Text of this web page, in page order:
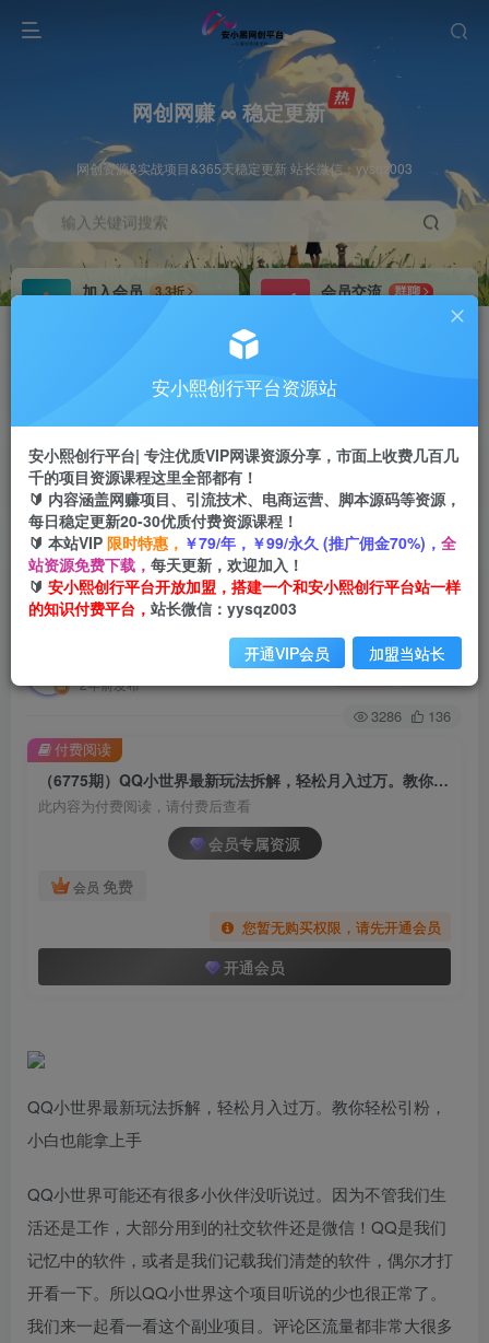
网创网赚 ∞ 稳定更新
网创资源&实战项目&365天稳定更新 站长微信：yysqz003
输入关键词搜索
加入会员
3.3折
会员交流
群聊
推广返佣高达70%
24小时自动赚钱
首页 创业课程 会员专属 正文
（6775期）QQ小世界最新玩法拆解，轻松月入过
万。教你轻松引粉，小白也能拿上手
2年前发布
关注 私信
3286 136
（6775期）QQ小世界最新玩法拆解，轻松月入过万。教你轻松引粉，小白也能拿上手
此内容为付费阅读，请付费后查看
会员专属资源
会员 免费
您暂无购买权限，请先开通会员
开通会员
付费阅读
QQ小世界最新玩法拆解，轻松月入过万。教你轻松引粉，
小白也能拿上手
QQ小世界可能还有很多小伙伴没听说过。因为不管我们生
活还是工作，大部分用到的社交软件还是微信！QQ是我们
记忆中的软件，或者是我们记载我们清楚的软件，偶尔才打
开看一下。所以QQ小世界这个项目听说的少也很正常了。
我们来一起看一看这个副业项目。评论区流量都非常大很多
安小熙创行平台资源站
安小熙创行平台| 专注优质VIP网课资源分享，市面上收费几百几
千的项目资源课程这里全部都有！
🔰 内容涵盖网赚项目、引流技术、电商运营、脚本源码等资源，
每日稳定更新20-30优质付费资源课程！
🔰 本站VIP 限时特惠， ￥79/年，￥99/永久 (推广佣金70%)， 全
站资源免费下载， 每天更新，欢迎加入！
🔰 安小熙创行平台开放加盟，搭建一个和安小熙创行平台站一样
的知识付费平台， 站长微信：yysqz003
开通VIP会员 加盟当站长